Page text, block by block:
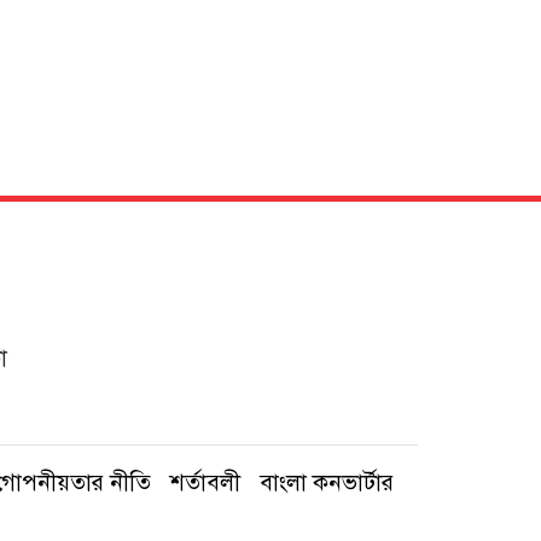
নীতি শর্তাবলী বাংলা কনভার্টার